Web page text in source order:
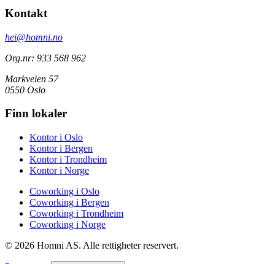
Kontakt
hei@homni.no
Org.nr: 933 568 962
Markveien 57
0550 Oslo
Finn lokaler
Kontor i Oslo
Kontor i Bergen
Kontor i Trondheim
Kontor i Norge
Coworking i Oslo
Coworking i Bergen
Coworking i Trondheim
Coworking i Norge
© 2026 Homni AS. Alle rettigheter reservert.